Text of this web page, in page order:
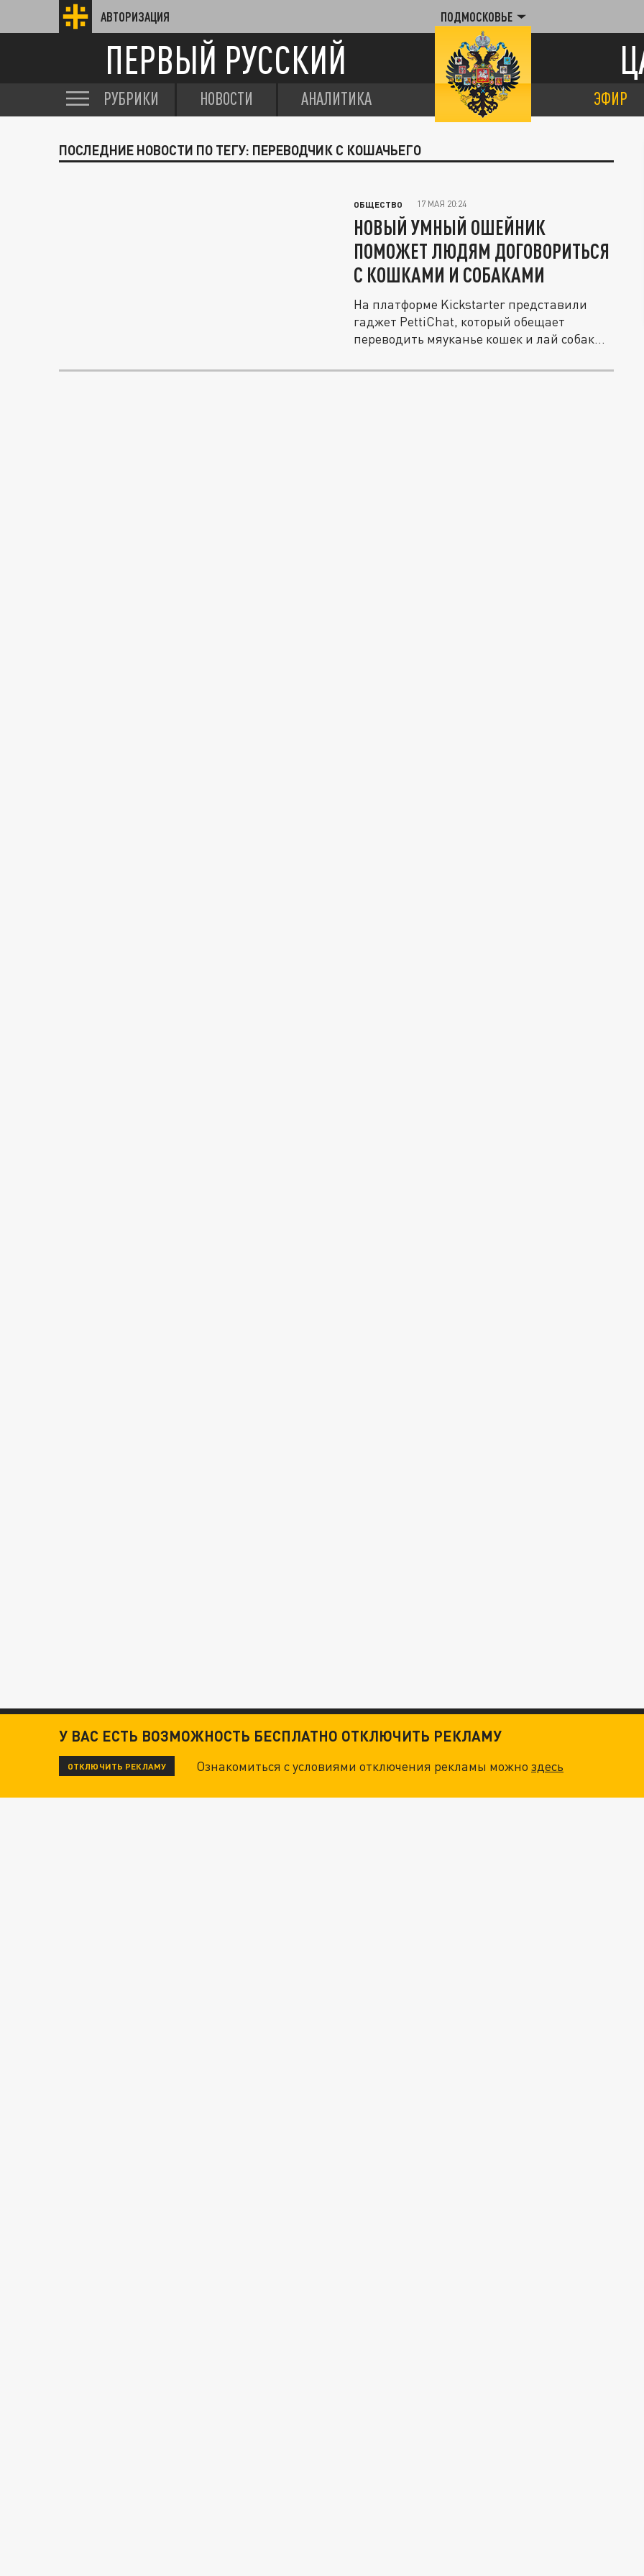
АВТОРИЗАЦИЯ ПОДМОСКОВЬЕ
ПЕРВЫЙ РУССКИЙ
РУБРИКИ НОВОСТИ АНАЛИТИКА ЭФИР
ПОСЛЕДНИЕ НОВОСТИ ПО ТЕГУ: ПЕРЕВОДЧИК С КОШАЧЬЕГО
ОБЩЕСТВО 17 МАЯ 20:24
НОВЫЙ УМНЫЙ ОШЕЙНИК
ПОМОЖЕТ ЛЮДЯМ ДОГОВОРИТЬСЯ
С КОШКАМИ И СОБАКАМИ
На платформе Kickstarter представили
гаджет PettiChat, который обещает
переводить мяуканье кошек и лай собак
У ВАС ЕСТЬ ВОЗМОЖНОСТЬ БЕСПЛАТНО ОТКЛЮЧИТЬ РЕКЛАМУ
ОТКЛЮЧИТЬ РЕКЛАМУ Ознакомиться с условиями отключения рекламы можноздесь